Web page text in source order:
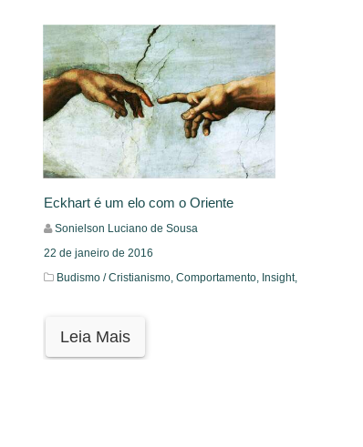
Eckhart é um elo com o Oriente
Sonielson Luciano de Sousa
22 de janeiro de 2016
Budismo / Cristianismo, Comportamento, Insight,
Leia Mais